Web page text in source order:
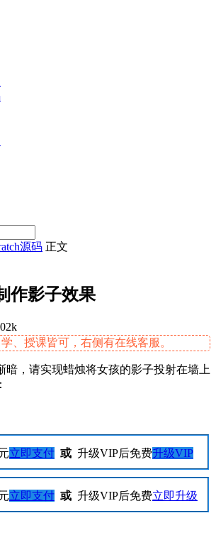
源码 正文
作影子效果
、授课皆可，右侧有在线客服。
暗，请实现蜡烛将女孩的影子投射在墙上
立即支付 或 升级VIP后免费升级VIP
立即支付 或 升级VIP后免费立即升级